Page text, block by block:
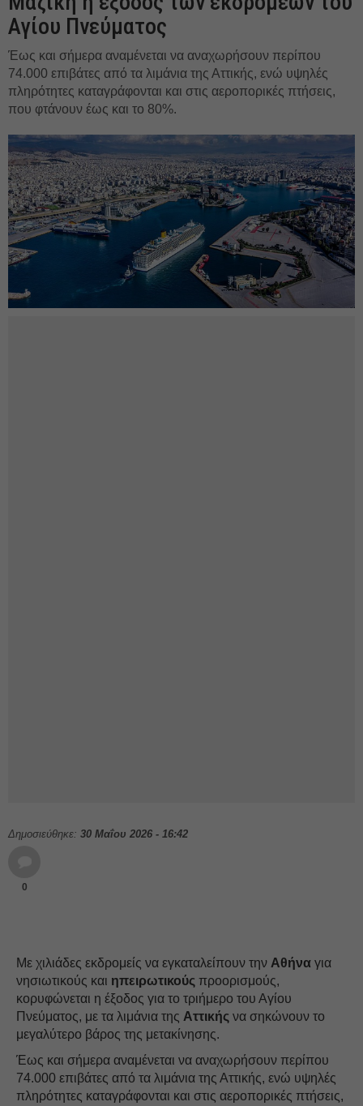
Αγίου Πνεύματος
Έως και σήμερα αναμένεται να αναχωρήσουν περίπου
74.000 επιβάτες από τα λιμάνια της Αττικής, ενώ υψηλές
πληρότητες καταγράφονται και στις αεροπορικές πτήσεις,
που φτάνουν έως και το 80%.
Δημοσιεύθηκε: 30 Μαΐου 2026 - 16:42
0
Με χιλιάδες εκδρομείς να εγκαταλείπουν την Αθήνα για
νησιωτικούς και ηπειρωτικούς προορισμούς,
κορυφώνεται η έξοδος για το τριήμερο του Αγίου
Πνεύματος, με τα λιμάνια της Αττικής να σηκώνουν το
μεγαλύτερο βάρος της μετακίνησης.
Έως και σήμερα αναμένεται να αναχωρήσουν περίπου
74.000 επιβάτες από τα λιμάνια της Αττικής, ενώ υψηλές
πληρότητες καταγράφονται και στις αεροπορικές πτήσεις,